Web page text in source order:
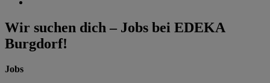
Wir suchen dich – Jobs bei EDEKA
Burgdorf!
Jobs